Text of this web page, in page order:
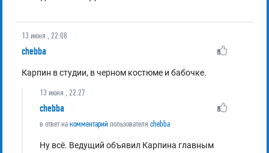
13 июня , 22:08
chebba
Карпин в студии, в черном костюме и бабочке.
13 июня , 22:27
chebba
в ответ накомментарий пользователяchebba
Ну всё. Ведущий объявил Карпина главным